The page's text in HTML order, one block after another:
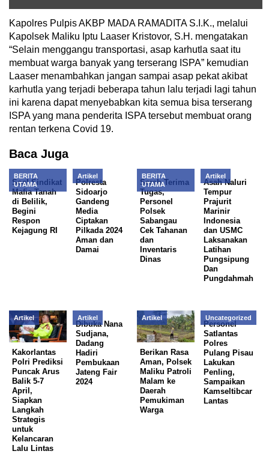
Kapolres Pulpis AKBP MADA RAMADITA S.I.K., melalui
Kapolsek Maliku Iptu Laaser Kristovor, S.H. mengatakan
“Selain menggangu transportasi, asap karhutla saat itu
membuat warga banyak yang terserang ISPA” kemudian
Laaser menambahkan jangan sampai asap pekat akibat
karhutla yang terjadi beberapa tahun lalu terjadi lagi tahun
ini karena dapat menyebabkan kita semua bisa terserang
ISPA yang mana penderita ISPA tersebut membuat orang
rentan terkena Covid 19.
Baca Juga
BERITA
UTAMA
Soal Sindikat
Mafia Tanah
di Belilik,
Begini
Respon
Kejagung RI
Artikel
Polresta
Sidoarjo
Gandeng
Media
Ciptakan
Pilkada 2024
Aman dan
Damai
BERITA
UTAMA
Serah Terima
Tugas,
Personel
Polsek
Sabangau
Cek Tahanan
dan
Inventaris
Dinas
Artikel
Asah Naluri
Tempur
Prajurit
Marinir
Indonesia
dan USMC
Laksanakan
Latihan
Pungsipung
Dan
Pungdahmah
Artikel
Kakorlantas
Polri Prediksi
Puncak Arus
Balik 5-7
April,
Siapkan
Langkah
Strategis
untuk
Kelancaran
Lalu Lintas
Artikel
Dibuka Nana
Sudjana,
Dadang
Hadiri
Pembukaan
Jateng Fair
2024
Artikel
Berikan Rasa
Aman, Polsek
Maliku Patroli
Malam ke
Daerah
Pemukiman
Warga
Uncategorized
Personel
Satlantas
Polres
Pulang Pisau
Lakukan
Penling,
Sampaikan
Kamseltibcar
Lantas